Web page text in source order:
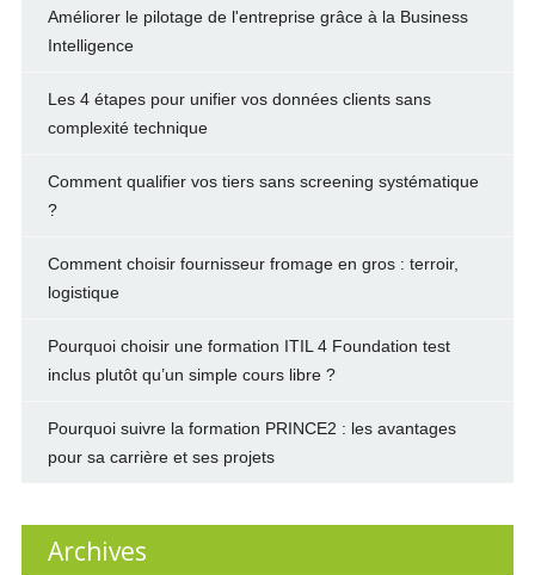
Améliorer le pilotage de l'entreprise grâce à la Business
Intelligence
Les 4 étapes pour unifier vos données clients sans
complexité technique
Comment qualifier vos tiers sans screening systématique
?
Comment choisir fournisseur fromage en gros : terroir,
logistique
Pourquoi choisir une formation ITIL 4 Foundation test
inclus plutôt qu’un simple cours libre ?
Pourquoi suivre la formation PRINCE2 : les avantages
pour sa carrière et ses projets
Archives